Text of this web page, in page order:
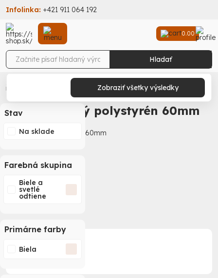
Infolinka: +421 911 064 192
Hladať
Zobraziť všetky výsledky
0.00
Stav-Shop Zatepľovací systém Podlahový polystyrén
Podlahový polystyrén 60mm
Stav
Na sklade
Farebná skupina
Biele a
svetlé
odtiene
Primárne farby
Biela
Podlahový polystyrén 60mm
Podkategórie